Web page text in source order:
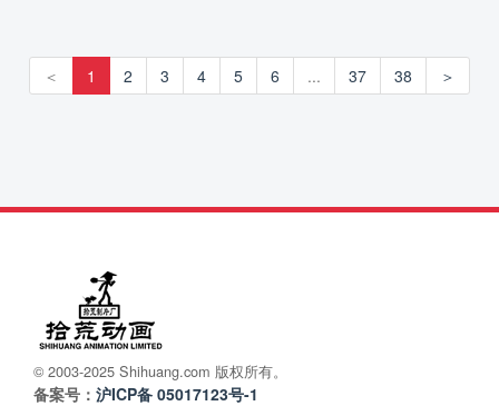
＜ 1 2 3 4 5 6 ... 37 38 ＞
© 2003-2025 Shihuang.com 版权所有。
备案号： 沪ICP备 05017123号-1